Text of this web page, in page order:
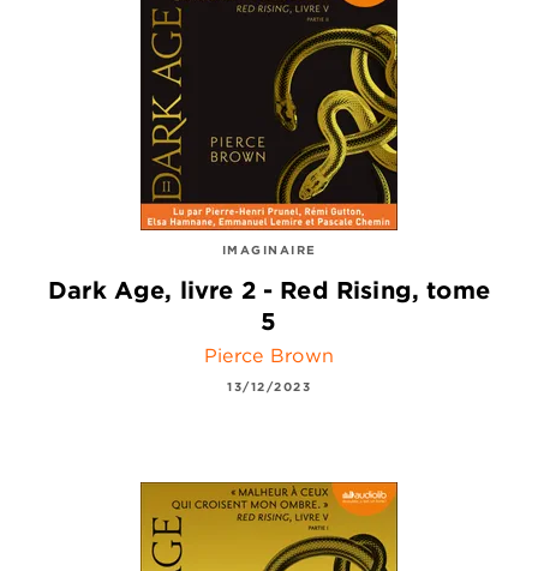
IMAGINAIRE
Dark Age, livre 2 - Red Rising, tome
5
Pierce Brown
13/12/2023